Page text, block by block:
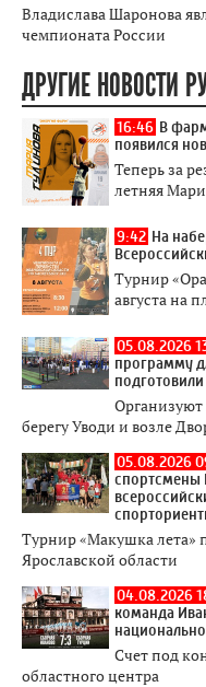
Владислава Шаронова
чемпионата России
ДРУГИЕ НОВОСТИ
16:46 В
появился
Теперь за
летняя
9:42 На
Турнир
августа на
05.08.2026
программу
Организуют
берегу Уводи и возле
05.08.2026
спортсмены
Турнир «Макушка лета»
Ярославской области
04.08.2026
команда
Счет под
областного центра